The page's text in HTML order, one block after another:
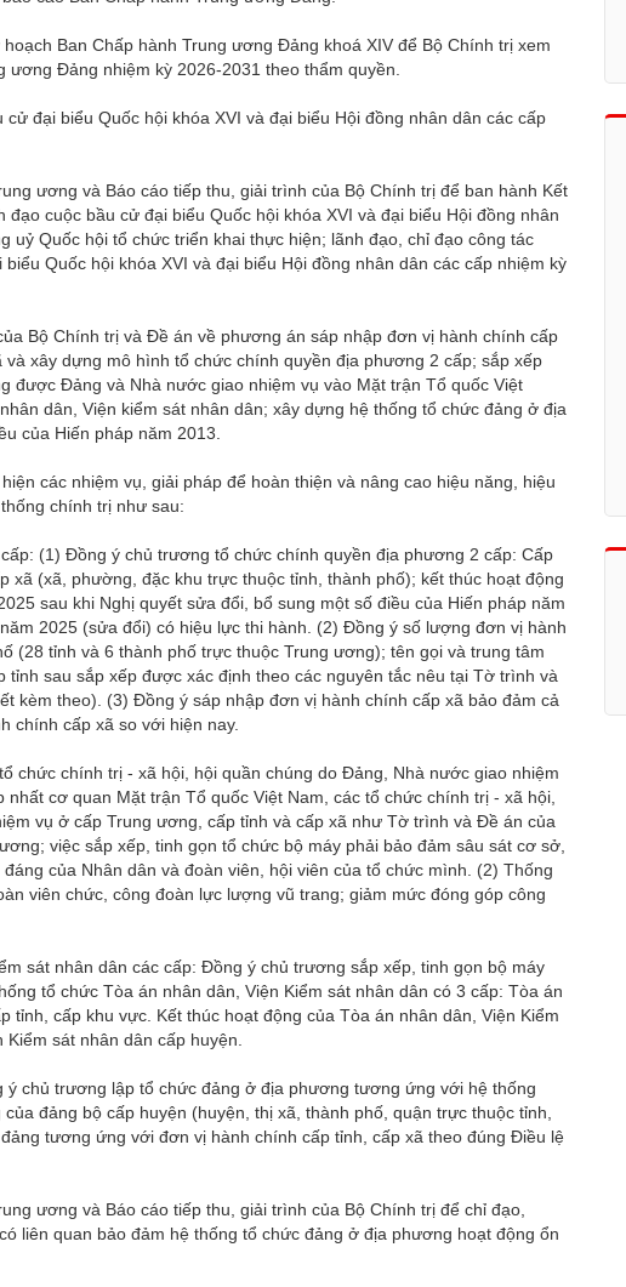
Ban Chấp hành Trung ương Đảng khoá XIV để Bộ Chính trị xem
Đảng nhiệm kỳ 2026-2031 theo thẩm quyền.
đại biểu Quốc hội khóa XVI và đại biểu Hội đồng nhân dân các cấp
ương và Báo cáo tiếp thu, giải trình của Bộ Chính trị để ban hành Kết
cuộc bầu cử đại biểu Quốc hội khóa XVI và đại biểu Hội đồng nhân
uỷ Quốc hội tổ chức triển khai thực hiện; lãnh đạo, chỉ đạo công tác
Quốc hội khóa XVI và đại biểu Hội đồng nhân dân các cấp nhiệm kỳ
Bộ Chính trị và Đề án về phương án sáp nhập đơn vị hành chính cấp
xây dựng mô hình tổ chức chính quyền địa phương 2 cấp; sắp xếp
được Đảng và Nhà nước giao nhiệm vụ vào Mặt trận Tổ quốc Việt
dân, Viện kiểm sát nhân dân; xây dựng hệ thống tổ chức đảng ở địa
của Hiến pháp năm 2013.
các nhiệm vụ, giải pháp để hoàn thiện và nâng cao hiệu năng, hiệu
chính trị như sau:
(1) Đồng ý chủ trương tổ chức chính quyền địa phương 2 cấp: Cấp
xã (xã, phường, đặc khu trực thuộc tỉnh, thành phố); kết thúc hoạt động
sau khi Nghị quyết sửa đổi, bổ sung một số điều của Hiến pháp năm
2025 (sửa đổi) có hiệu lực thi hành. (2) Đồng ý số lượng đơn vị hành
(28 tỉnh và 6 thành phố trực thuộc Trung ương); tên gọi và trung tâm
sau sắp xếp được xác định theo các nguyên tắc nêu tại Tờ trình và
kèm theo). (3) Đồng ý sáp nhập đơn vị hành chính cấp xã bảo đảm cả
chính cấp xã so với hiện nay.
chức chính trị - xã hội, hội quần chúng do Đảng, Nhà nước giao nhiệm
cơ quan Mặt trận Tổ quốc Việt Nam, các tổ chức chính trị - xã hội,
vụ ở cấp Trung ương, cấp tỉnh và cấp xã như Tờ trình và Đề án của
việc sắp xếp, tinh gọn tổ chức bộ máy phải bảo đảm sâu sát cơ sở,
của Nhân dân và đoàn viên, hội viên của tổ chức mình. (2) Thống
viên chức, công đoàn lực lượng vũ trang; giảm mức đóng góp công
sát nhân dân các cấp: Đồng ý chủ trương sắp xếp, tinh gọn bộ máy
tổ chức Tòa án nhân dân, Viện Kiểm sát nhân dân có 3 cấp: Tòa án
tỉnh, cấp khu vực. Kết thúc hoạt động của Tòa án nhân dân, Viện Kiểm
sát nhân dân cấp huyện.
chủ trương lập tổ chức đảng ở địa phương tương ứng với hệ thống
đảng bộ cấp huyện (huyện, thị xã, thành phố, quận trực thuộc tỉnh,
tương ứng với đơn vị hành chính cấp tỉnh, cấp xã theo đúng Điều lệ
ương và Báo cáo tiếp thu, giải trình của Bộ Chính trị để chỉ đạo,
liên quan bảo đảm hệ thống tổ chức đảng ở địa phương hoạt động ổn